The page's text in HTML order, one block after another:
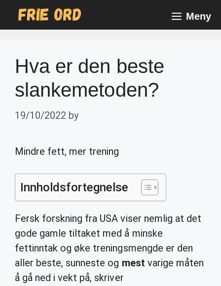
Meny
Hva er den beste
slankemetoden?
19/10/2022 by
Mindre fett, mer trening
Innholdsfortegnelse
Fersk forskning fra USA viser nemlig at det
gode gamle tiltaket med å minske
fettinntak og øke treningsmengde er den
aller beste, sunneste og mest varige måten
å gå ned i vekt på, skriver